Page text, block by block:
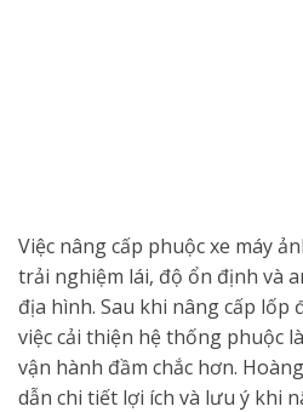
Việc nâng cấp phuộc xe máy
trải nghiệm lái, độ ổn định và
địa hình. Sau khi nâng cấp lốp
việc cải thiện hệ thống phuộc
vận hành đầm chắc hơn.
dẫn chi tiết lợi ích và lưu ý khi